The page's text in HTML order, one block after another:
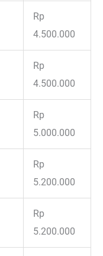
Rp
4.500.000
Rp
4.500.000
Rp
5.000.000
Rp
5.200.000
Rp
5.200.000